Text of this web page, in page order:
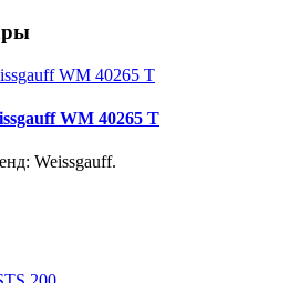
WM 40265 T
Weissgauff.